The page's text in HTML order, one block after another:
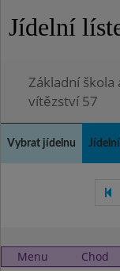
Jídelní
Základní
vítězství 57
Vybrat jídelnu
Menu Chod